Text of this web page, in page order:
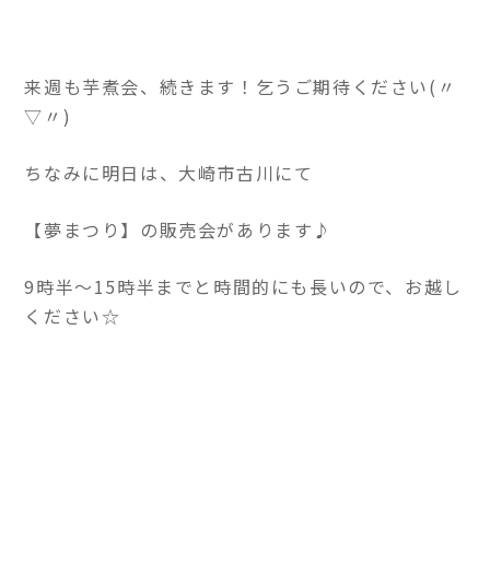
来週も芋煮会、続きます！乞うご期待ください(〃
▽〃)
ちなみに明日は、大崎市古川にて
【夢まつり】の販売会があります♪
9時半～15時半までと時間的にも長いので、お越し
ください☆